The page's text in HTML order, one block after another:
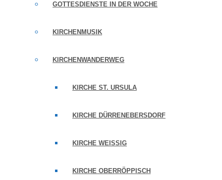
GOTTESDIENSTE IN DER WOCHE
KIRCHENMUSIK
KIRCHENWANDERWEG
KIRCHE ST. URSULA
KIRCHE DÜRRENEBERSDORF
KIRCHE WEISSIG
KIRCHE OBERRÖPPISCH